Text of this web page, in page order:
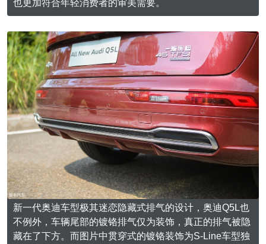
也更加符合年轻消费者的审美需要。
新一代奥迪车型极其迷恋隐藏式排气的设计，奥迪Q5L也
不例外，车辆尾部的镀铬排气仅为装饰，真正的排气被隐
藏在了下方。而图片中贯穿式的镀铬装饰为S-Line车型独